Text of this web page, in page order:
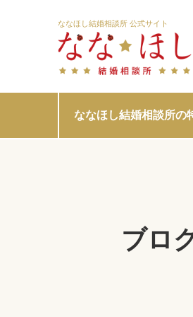
ななほし結婚相談所 公式サイト
ななほし結婚相談所の
ブロ